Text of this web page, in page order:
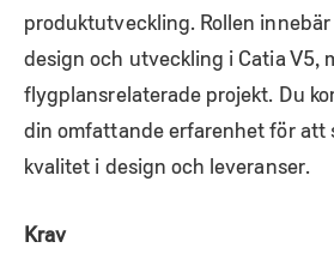
produktutveckling. Rollen
design och utveckling i Catia V5,
flygplansrelaterade projekt. Du
din omfattande erfarenhet för att
kvalitet i design och leveranser.
Krav